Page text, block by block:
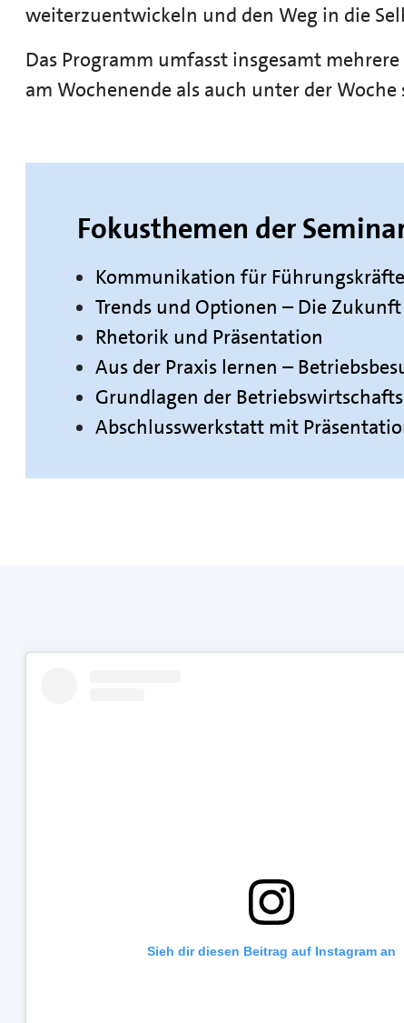
weiterzuentwickeln und den Weg in die
Das Programm umfasst insgesamt
am Wochenende als auch unter der
Fokusthemen der
Kommunikation für Führungskräfte
Trends und Optionen – Die
Rhetorik und Präsentation
Aus der Praxis lernen –
Grundlagen der
Abschlusswerkstatt mit
Sieh dir diesen Beitrag auf Instagram an